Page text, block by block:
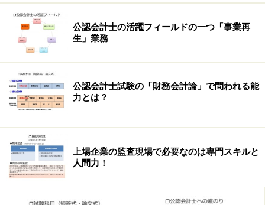
しかし、どのような手段をとるにせよ、まずは会社の実
態の把握を行うことが不可欠です。
会社の実態の把握は、「
diligence）と呼ばれています。口頭では「デューデ
リ」、文章では「DD」と略されることがあります。簡単
公認会計士の活躍フィールドの一つ「事業再
生」業務
公認会計士試験の「財務会計論」で問われる能
力とは？
上場企業の監査現場で必要なのは専門スキルと
人間力！